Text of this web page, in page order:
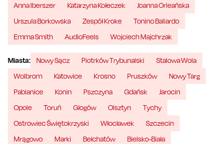
Anna Iberszer
Katarzyna Kołeczek
Joanna Orleańska
Urszula Borkowska
Zespół Kroke
Tonino Baliardo
Emma Smith
AudioFeels Wojciech Majchrzak
Miasta: Nowy Sącz Piotrków Trybunalski
Stalowa Wola
Wolbrom
Katowice Krosno Pruszków
Nowy Targ
Pabianice
Konin Pszczyna Gdańsk
Jarocin
Opole
Toruń Głogów Olsztyn
Tychy
Ostrowiec Świętokrzyski
Włocławek
Szczecin
Mrągowo
Marki Bełchatów Bielsko-Biała